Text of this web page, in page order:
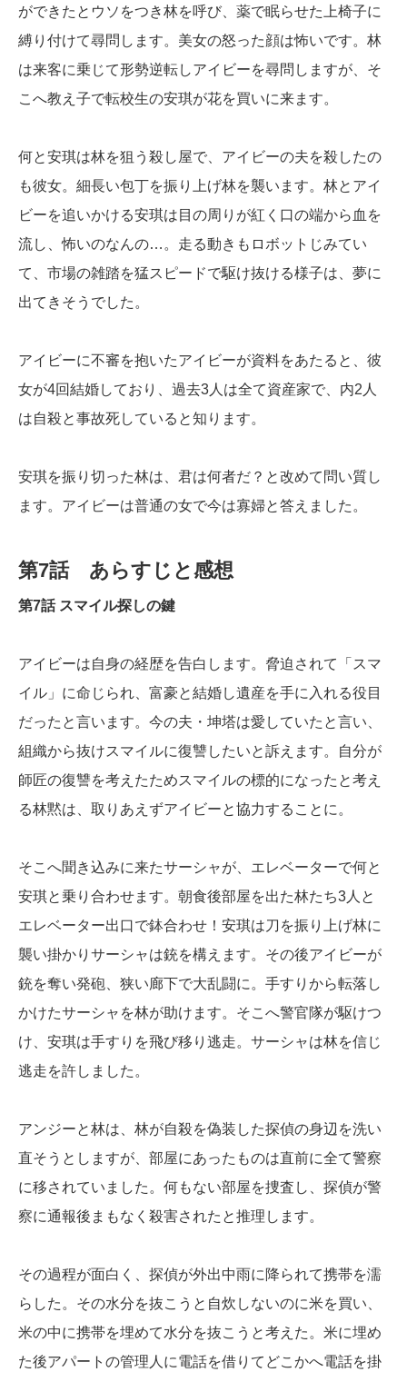
ができたとウソをつき林を呼び、薬で眠らせた上椅子に
縛り付けて尋問します。美女の怒った顔は怖いです。林
は来客に乗じて形勢逆転しアイビーを尋問しますが、そ
こへ教え子で転校生の安琪が花を買いに来ます。
何と安琪は林を狙う殺し屋で、アイビーの夫を殺したの
も彼女。細長い包丁を振り上げ林を襲います。林とアイ
ビーを追いかける安琪は目の周りが紅く口の端から血を
流し、怖いのなんの…。走る動きもロボットじみてい
て、市場の雑踏を猛スピードで駆け抜ける様子は、夢に
出てきそうでした。
アイビーに不審を抱いたアイビーが資料をあたると、彼
女が4回結婚しており、過去3人は全て資産家で、内2人
は自殺と事故死していると知ります。
安琪を振り切った林は、君は何者だ？と改めて問い質し
ます。アイビーは普通の女で今は寡婦と答えました。
第7話 あらすじと感想
第7話 スマイル探しの鍵
アイビーは自身の経歴を告白します。脅迫されて「スマ
イル」に命じられ、富豪と結婚し遺産を手に入れる役目
だったと言います。今の夫・坤塔は愛していたと言い、
組織から抜けスマイルに復讐したいと訴えます。自分が
師匠の復讐を考えたためスマイルの標的になったと考え
る林黙は、取りあえずアイビーと協力することに。
そこへ聞き込みに来たサーシャが、エレベーターで何と
安琪と乗り合わせます。朝食後部屋を出た林たち3人と
エレベーター出口で鉢合わせ！安琪は刀を振り上げ林に
襲い掛かりサーシャは銃を構えます。その後アイビーが
銃を奪い発砲、狭い廊下で大乱闘に。手すりから転落し
かけたサーシャを林が助けます。そこへ警官隊が駆けつ
け、安琪は手すりを飛び移り逃走。サーシャは林を信じ
逃走を許しました。
アンジーと林は、林が自殺を偽装した探偵の身辺を洗い
直そうとしますが、部屋にあったものは直前に全て警察
に移されていました。何もない部屋を捜査し、探偵が警
察に通報後まもなく殺害されたと推理します。
その過程が面白く、探偵が外出中雨に降られて携帯を濡
らした。その水分を抜こうと自炊しないのに米を買い、
米の中に携帯を埋めて水分を抜こうと考えた。米に埋め
た後アパートの管理人に電話を借りてどこかへ電話を掛